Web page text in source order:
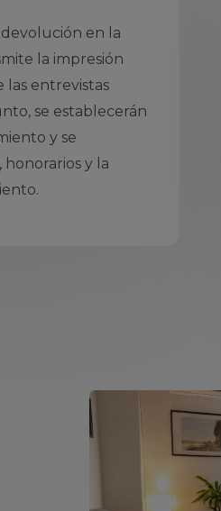
devolución en la
la impresión
las entrevistas
se establecerán
y se
honorarios y la